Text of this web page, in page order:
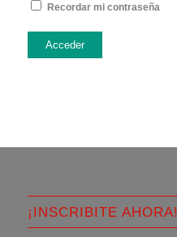
Recordar mi contraseña
Acceder
¡INSCRIBITE AHORA!